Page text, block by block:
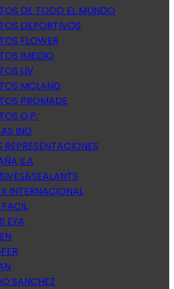
DE TODO EL MUNDO
DEPORTIVOS
FLOWER
IMEDIO
LIV
MCLAND
PROMADE
Q.P.
IND
REPRESENTACIONES
S.A
INTERNACIONAL
EYA
SANCHEZ